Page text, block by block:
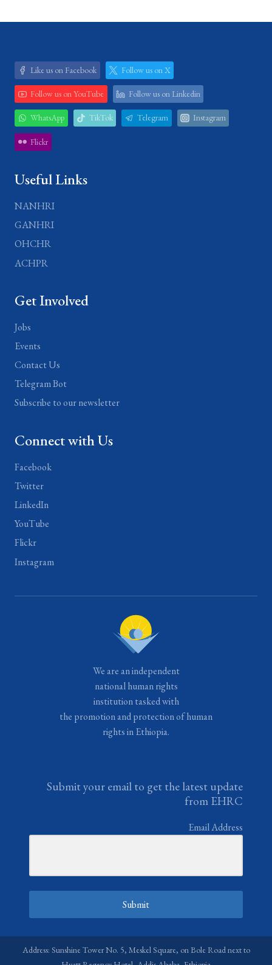
Like us on Facebook Follow us on X
Follow us on YouTube Follow us on Linkedin
WhatsApp TikTok Telegram Instagram
Flickr
Useful Links
NANHRI
GANHRI
OHCHR
ACHPR
Get Involved
Jobs
Events
Contact Us
Telegram Bot
Subscribe to our newsletter
Connect with Us
Facebook
Twitter
LinkedIn
YouTube
Flickr
Instagram
We are an independent
national human rights
institution tasked with
the promotion and protection of human
rights in Ethiopia.
Submit your email to get the latest update
from EHRC
Email Address
Submit
Address: Sunshine Tower No. 5, Meskel Square, on Bole Road next to